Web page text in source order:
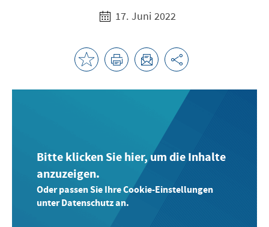
17. Juni 2022
Bitte klicken Sie hier, um die Inhalte
anzuzeigen.
Oder passen Sie Ihre Cookie-Einstellungen
unter Datenschutz an.